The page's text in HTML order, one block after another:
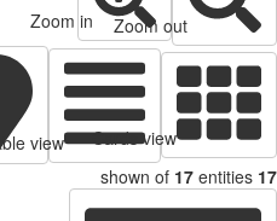
Zoom out
Zoom in
Cards view
Table view
shown of 17 entities